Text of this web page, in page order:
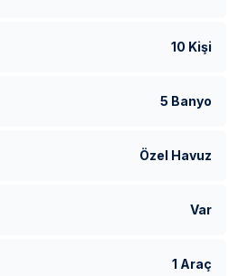
10 Kişi
5 Banyo
Özel Havuz
Var
1 Araç